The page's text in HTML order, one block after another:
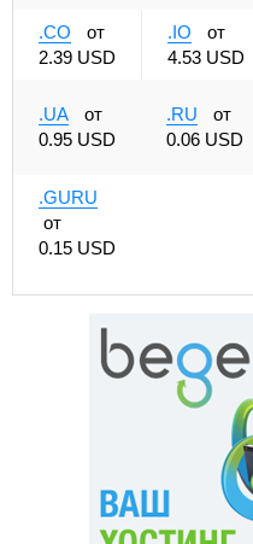
.CO
от
2.39 USD
.IO
от
4.53 USD
.UA
от
0.95 USD
.RU
от
0.06 USD
.GURU
от
0.15 USD